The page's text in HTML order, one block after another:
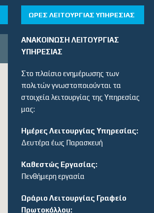
ΏΡΕΣ ΛΕΙΤΟΥΡΓΊΑΣ ΥΠΗΡΕΣΊΑΣ
ΑΝΑΚΟΙΝΩΣΗ ΛΕΙΤΟΥΡΓΙΑΣ
ΥΠΗΡΕΣΙΑΣ
Στο πλαίσιο ενημέρωσης των
πολιτών γνωστοποιούνται τα
στοιχεία λειτουργίας της Υπηρεσίας
μας:
Ημέρες Λειτουργίας Υπηρεσίας:
Δευτέρα έως Παρασκευή
Καθεστώς Εργασίας:
Πενθήμερη εργασία
Ωράριο Λειτουργίας Γραφείο
Πρωτοκόλλου: